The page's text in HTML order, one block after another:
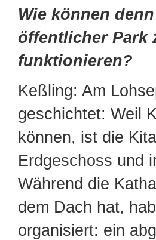
Wie können
öffentlicher Park
funktionieren?
Keßling: Am
geschichtet: Weil
können, ist die
Erdgeschoss und
Während die
dem Dach hat,
organisiert: ein